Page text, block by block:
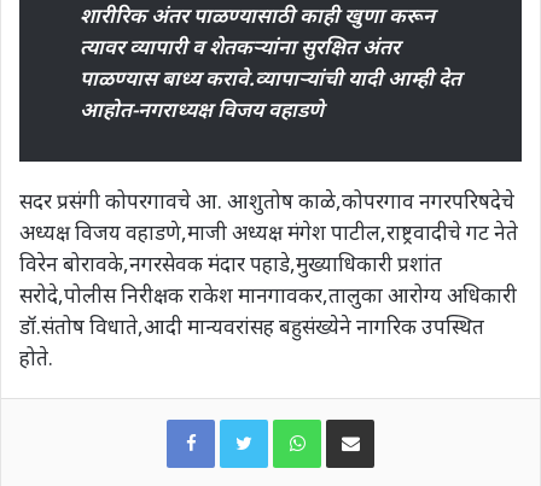
शारीरिक अंतर पाळण्यासाठी काही खुणा करून
त्यावर व्यापारी व शेतकऱ्यांना सुरक्षित अंतर
पाळण्यास बाध्य करावे.व्यापाऱ्यांची यादी आम्ही देत
आहोत-नगराध्यक्ष विजय वहाडणे
सदर प्रसंगी कोपरगावचे आ. आशुतोष काळे,कोपरगाव नगरपरिषदेचे
अध्यक्ष विजय वहाडणे,माजी अध्यक्ष मंगेश पाटील,राष्ट्रवादीचे गट नेते
विरेन बोरावके,नगरसेवक मंदार पहाडे,मुख्याधिकारी प्रशांत
सरोदे,पोलीस निरीक्षक राकेश मानगावकर,तालुका आरोग्य अधिकारी
डॉ.संतोष विधाते,आदी मान्यवरांसह बहुसंख्येने नागरिक उपस्थित
होते.
WhatsAppShare via Email